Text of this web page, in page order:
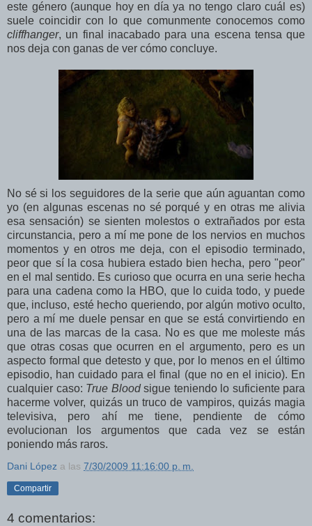
este género (aunque hoy en día ya no tengo claro cuál es)
suele coincidir con lo que comunmente conocemos como
cliffhanger, un final inacabado para una escena tensa que
nos deja con ganas de ver cómo concluye.
No sé si los seguidores de la serie que aún aguantan como
yo (en algunas escenas no sé porqué y en otras me alivia
esa sensación) se sienten molestos o extrañados por esta
circunstancia, pero a mí me pone de los nervios en muchos
momentos y en otros me deja, con el episodio terminado,
peor que sí la cosa hubiera estado bien hecha, pero "peor"
en el mal sentido. Es curioso que ocurra en una serie hecha
para una cadena como la HBO, que lo cuida todo, y puede
que, incluso, esté hecho queriendo, por algún motivo oculto,
pero a mí me duele pensar en que se está convirtiendo en
una de las marcas de la casa. No es que me moleste más
que otras cosas que ocurren en el argumento, pero es un
aspecto formal que detesto y que, por lo menos en el último
episodio, han cuidado para el final (que no en el inicio). En
cualquier caso: True Bloodsigue teniendo lo suficiente para
hacerme volver, quizás un truco de vampiros, quizás magia
televisiva, pero ahí me tiene, pendiente de cómo
evolucionan los argumentos que cada vez se están
poniendo más raros.
Dani López a las 7/30/2009 11:16:00 p. m.
Compartir
4 comentarios: